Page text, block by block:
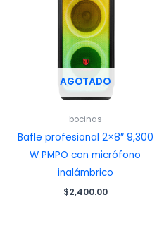
AGOTADO
bocinas
Bafle profesional 2×8″ 9,300
W PMPO con micrófono
inalámbrico
$2,400.00